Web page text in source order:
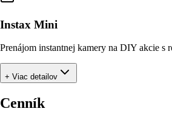
Instax Mini
Prenájom instantnej kamery na DIY akcie s
+ Viac detailov
Cenník